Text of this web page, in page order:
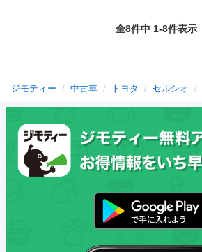
全8件中 1-8件表示
ジモティー 中古車 トヨタ セルシオ